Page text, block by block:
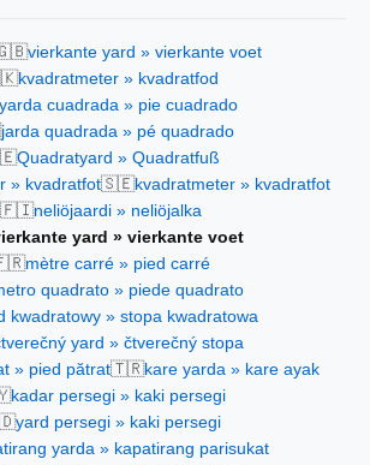
vierkante yard » vierkante voet
kvadratmeter » kvadratfod
cuadrada » pie cuadrado
jarda quadrada » pé quadrado
Quadratyard » Quadratfuß
» kvadratfot🇸🇪kvadratmeter » kvadratfot
🇫🇮neliöjaardi » neliöjalka
yard » vierkante voet
mètre carré » pied carré
quadrato » piede quadrato
kwadratowy » stopa kwadratowa
yard » čtverečný stopa
» pied pătrat🇹🇷kare yarda » kare ayak
kadar persegi » kaki persegi
yard persegi » kaki persegi
yarda » kapatirang parisukat